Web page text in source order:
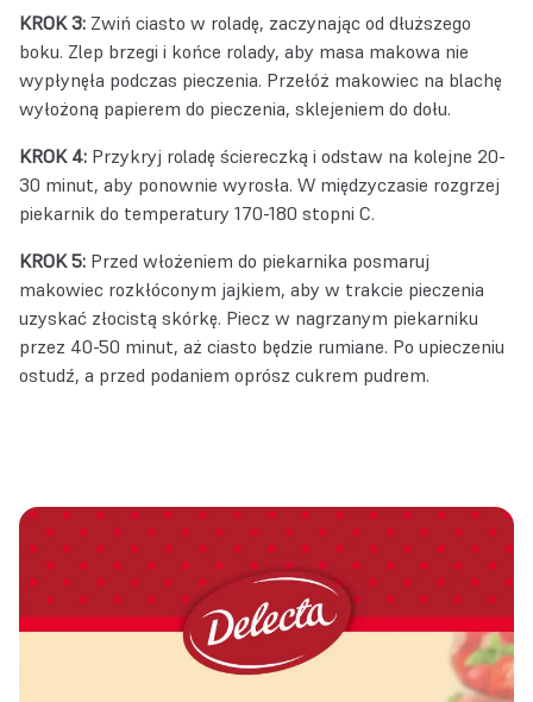
KROK 3: Zwiń ciasto w roladę, zaczynając od dłuższego
boku. Zlep brzegi i końce rolady, aby masa makowa nie
wypłynęła podczas pieczenia. Przełóż makowiec na blachę
wyłożoną papierem do pieczenia, sklejeniem do dołu.
KROK 4: Przykryj roladę ściereczką i odstaw na kolejne 20-
30 minut, aby ponownie wyrosła. W międzyczasie rozgrzej
piekarnik do temperatury 170-180 stopni C.
KROK 5: Przed włożeniem do piekarnika posmaruj
makowiec rozkłóconym jajkiem, aby w trakcie pieczenia
uzyskać złocistą skórkę. Piecz w nagrzanym piekarniku
przez 40-50 minut, aż ciasto będzie rumiane. Po upieczeniu
ostudź, a przed podaniem oprósz cukrem pudrem.